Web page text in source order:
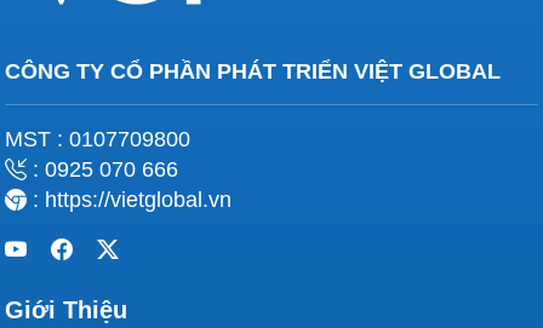
CÔNG TY CỔ PHẦN PHÁT TRIỂN VIỆT GLOBAL
MST : 0107709800
: 0925 070 666
: https://vietglobal.vn
Giới Thiệu